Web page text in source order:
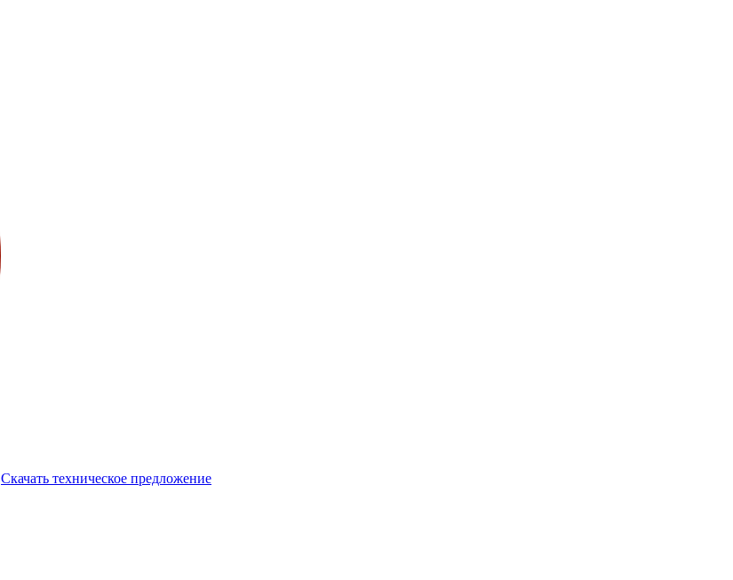
Скачать техническое предложение